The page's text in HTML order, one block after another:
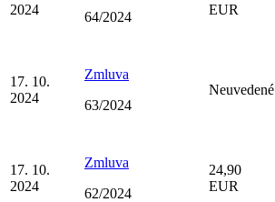
2024
64/2024
EUR
17. 10.
2024
Zmluva
63/2024
Neuvedené
17. 10.
2024
Zmluva
62/2024
24,90
EUR